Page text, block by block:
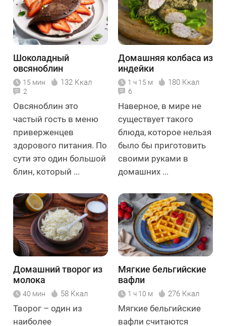
Шоколадный
овсяноблин
15 мин 132 Ккал
2
Овсяноблин это
частый гость в меню
приверженцев
здорового питания. По
сути это один большой
блин, который ...
Домашняя колбаса из
индейки
1 ч 15 м 180 Ккал
6
Наверное, в мире не
существует такого
блюда, которое нельзя
было бы приготовить
своими руками в
домашних ...
Домашний творог из
молока
40 мин 58 Ккал
Творог – один из
наиболее
Мягкие бельгийские
вафли
1 ч 10 м 276 Ккал
Мягкие бельгийские
вафли считаются